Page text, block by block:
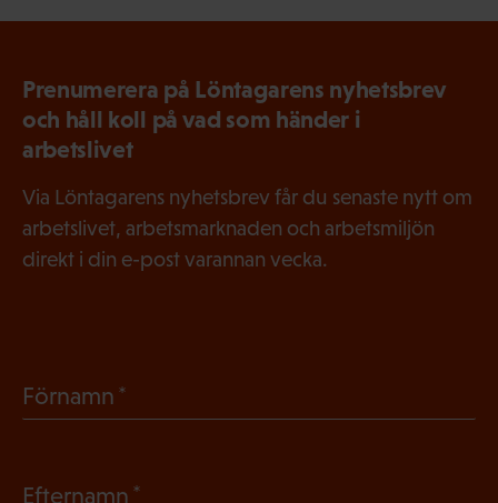
Prenumerera på Löntagarens nyhetsbrev
och håll koll på vad som händer i
arbetslivet
Via Löntagarens nyhetsbrev får du senaste nytt om
arbetslivet, arbetsmarknaden och arbetsmiljön
direkt i din e-post varannan vecka.
Förnamn
Efternamn